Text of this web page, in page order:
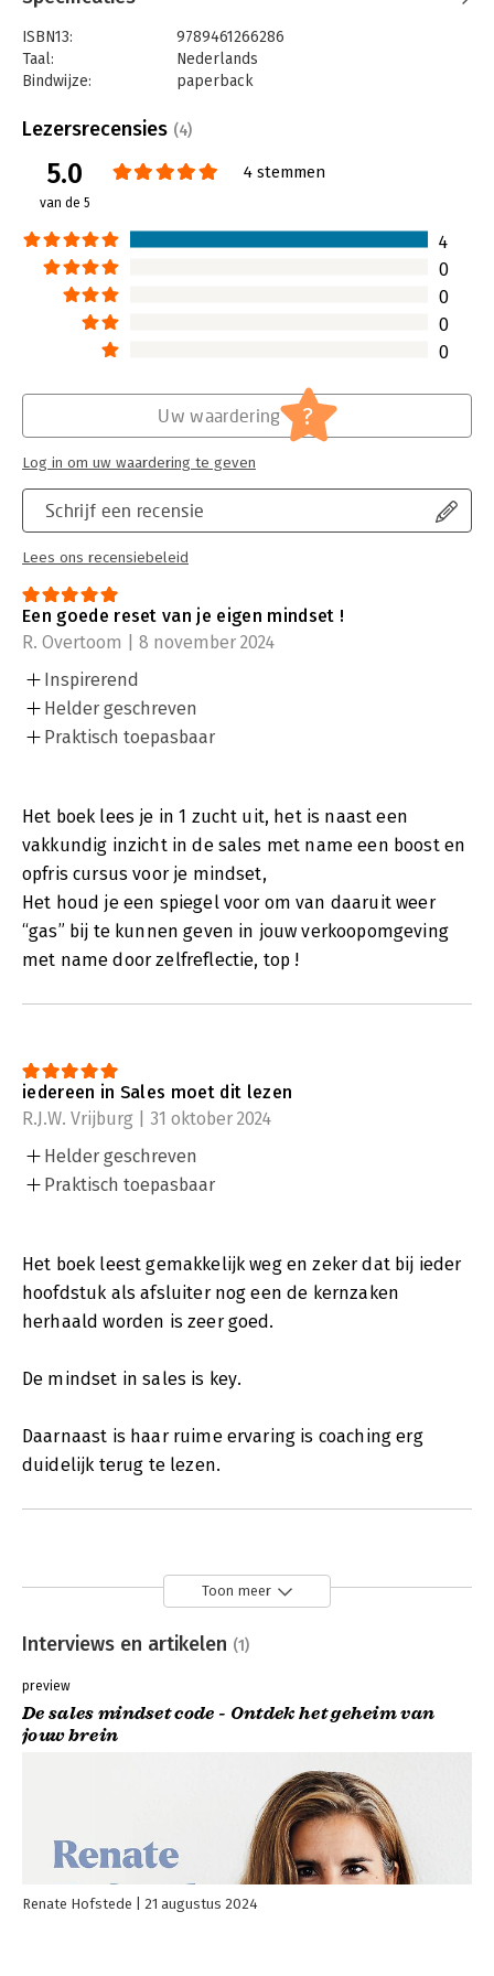
ISBN13:
9789461266286
Taal:
Nederlands
Bindwijze:
paperback
Uitgever:
Uitgeverij Haystack
Verschijningsdatum:
12-9-2024
Hoofdrubriek:
Lezersrecensies (4)
5.0
van de 5
4 stemmen
4
0
0
0
0
Schrijf een recensie
Lees ons recensiebeleid
Uw waardering ?
Log in om uw waardering te geven
Een goede reset van je eigen mindset !
R. Overtoom | 8 november 2024
Inspirerend
Helder geschreven
Praktisch toepasbaar
Het boek lees je in 1 zucht uit, het is naast een
vakkundig inzicht in de sales met name een boost en
opfris cursus voor je mindset,
Het houd je een spiegel voor om van daaruit weer
“gas” bij te kunnen geven in jouw verkoopomgeving
met name door zelfreflectie, top !
iedereen in Sales moet dit lezen
R.J.W. Vrijburg | 31 oktober 2024
Helder geschreven
Praktisch toepasbaar
Het boek leest gemakkelijk weg en zeker dat bij ieder
hoofdstuk als afsluiter nog een de kernzaken
herhaald worden is zeer goed.
De mindset in sales is key.
Daarnaast is haar ruime ervaring is coaching erg
duidelijk terug te lezen.
Toon meer
Interviews en artikelen (1)
preview
De sales mindset code - Ontdek het geheim van
jouw brein
Renate Hofstede 21 augustus 2024